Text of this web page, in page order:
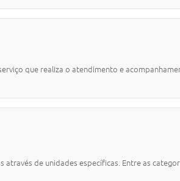
que realiza o atendimento e
de unidades específicas. Entre as